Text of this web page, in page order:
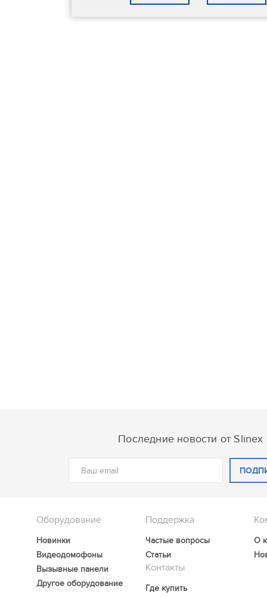
Последние новости от Slinex
Оборудование
Новинки
Видеодомофоны
Вызывные панели
Другое оборудование
Поддержка
Частые вопросы
Статьи
О
Контакты
Где купить